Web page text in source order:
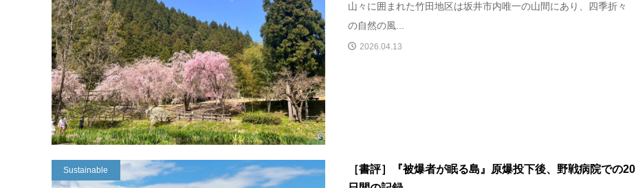
山々に囲まれた竹田地区は坂井市内唯一の山間にあり、四季折々
の自然の風...
2026.04.13
Sustainable
［書評］『被爆者が眠る島』原爆投下後、野戦病院での20